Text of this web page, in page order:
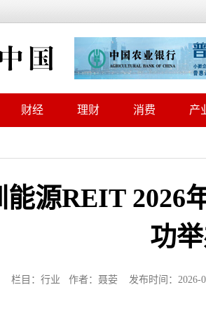
财经 理财 消费 产
能源REIT 2026
功
栏目：行业 作者：聂荌 发布时间：2026-